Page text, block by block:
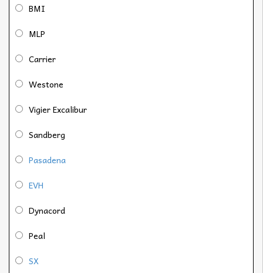
BMI
MLP
Carrier
Westone
Vigier Excalibur
Sandberg
Pasadena
EVH
Dynacord
Peal
SX